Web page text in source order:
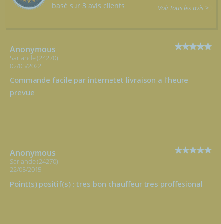
basé sur 3 avis clients Voir tous les avis >
Anonymous
Sarlande (24270)
02/05/2022
Commande facile par internetet livraison a l’heure
prevue
Anonymous
Sarlande (24270)
22/05/2015
Point(s) positif(s) : tres bon chauffeur tres proffesional